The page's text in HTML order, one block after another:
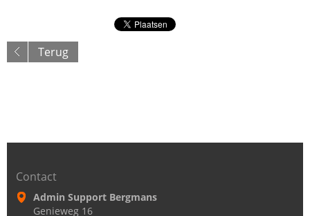
Terug
Contact
Admin Support Bergmans
Genieweg 16